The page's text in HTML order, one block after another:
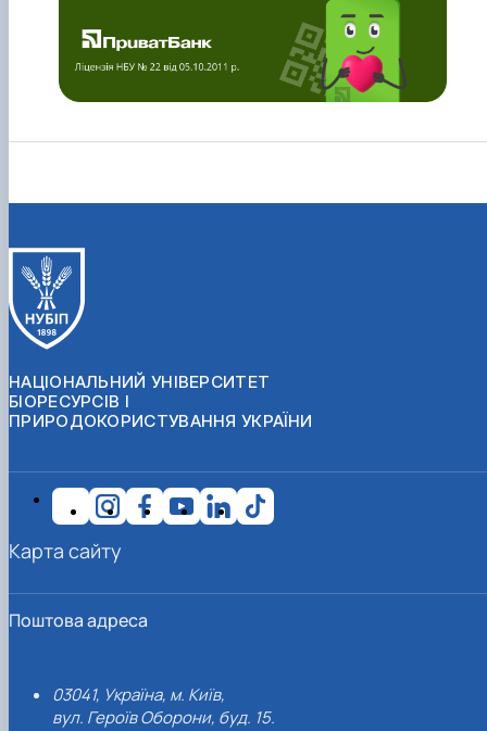
НАЦІОНАЛЬНИЙ УНІВЕРСИТЕТ
БІОРЕСУРСІВ І
ПРИРОДОКОРИСТУВАННЯ УКРАЇНИ
Поштова адреса
03041, Україна, м. Київ,
вул. Героїв Оборони, буд. 15.
Карта сайту